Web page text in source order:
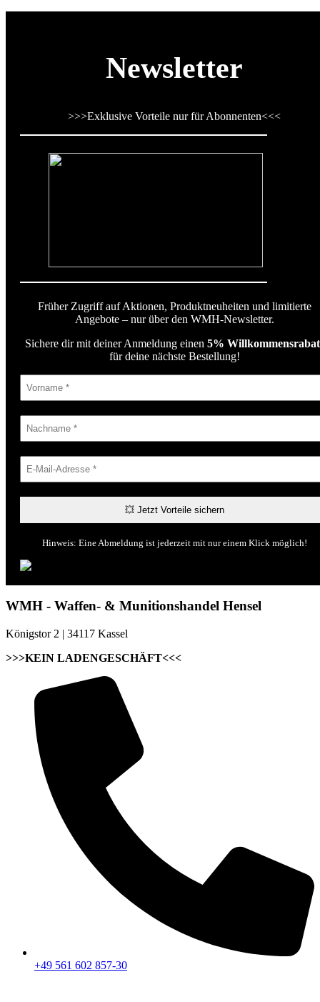
Newsletter
>>>Exklusive Vorteile nur für Abonnenten<<<
Früher Zugriff auf Aktionen, Produktneuheiten und limitierte
Angebote – nur über den WMH-Newsletter.
Sichere dir mit deiner Anmeldung einen 5%
für deine nächste Bestellung!
Hinweis: Eine Abmeldung ist jederzeit mit nur einem Klick möglich!
WMH - Waffen- & Munitionshandel Hensel
Königstor 2 | 34117 Kassel
>>>KEIN LADENGESCHÄFT<<<
+49 561 602 857-30